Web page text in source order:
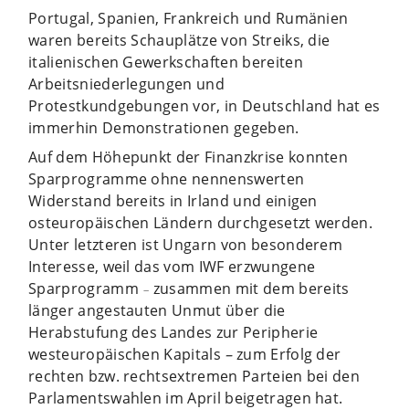
Portugal, Spanien, Frankreich und Rumänien
waren bereits Schauplätze von Streiks, die
italienischen Gewerkschaften bereiten
Arbeitsniederlegungen und
Protestkundgebungen vor, in Deutschland hat es
immerhin Demonstrationen gegeben.
Auf dem Höhepunkt der Finanzkrise konnten
Sparprogramme ohne nennenswerten
Widerstand bereits in Irland und einigen
osteuropäischen Ländern durchgesetzt werden.
Unter letzteren ist Ungarn von besonderem
Interesse, weil das vom IWF erzwungene
Sparprogramm – zusammen mit dem bereits
länger angestauten Unmut über die
Herabstufung des Landes zur Peripherie
westeuropäischen Kapitals –zum Erfolg der
rechten bzw. rechtsextremen Parteien bei den
Parlamentswahlen im April beigetragen hat.